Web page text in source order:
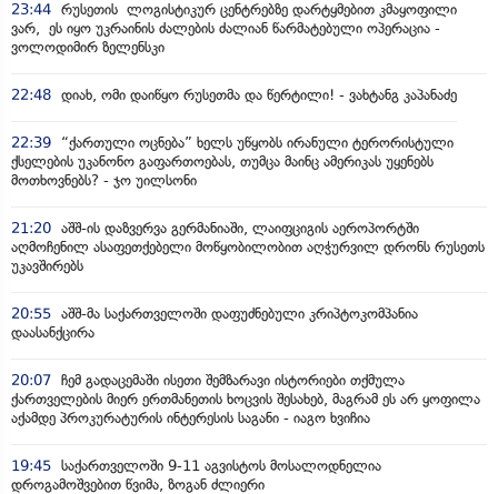
23:44 რუსეთის ლოგისტიკურ ცენტრებზე დარტყმებით კმაყოფილი
ვარ, ეს იყო უკრაინის ძალების ძალიან წარმატებული ოპერაცია -
ვოლოდიმირ ზელენსკი
22:48 დიახ, ომი დაიწყო რუსეთმა და წერტილი! - ვახტანგ კაპანაძე
22:39
“ქართული ოცნება” ხელს უწყობს ირანული ტერორისტული
ქსელების უკანონო გაფართოებას, თუმცა მაინც ამერიკას უყენებს
მოთხოვნებს? - ჯო უილსონი
21:20 აშშ-ის დაზვერვა გერმანიაში, ლაიფციგის აეროპორტში
აღმოჩენილ ასაფეთქებელი მოწყობილობით აღჭურვილ დრონს რუსეთს
უკავშირებს
20:55 აშშ-მა საქართველოში დაფუძნებული კრიპტოკომპანია
დაასანქცირა
20:07 ჩემ გადაცემაში ისეთი შემზარავი ისტორიები თქმულა
ქართველების მიერ ერთმანეთის ხოცვის შესახებ, მაგრამ ეს არ ყოფილა
აქამდე პროკურატურის ინტერესის საგანი - იაგო ხვიჩია
19:45 საქართველოში 9-11 აგვისტოს მოსალოდნელია
დროგამოშვებით წვიმა, ზოგან ძლიერი